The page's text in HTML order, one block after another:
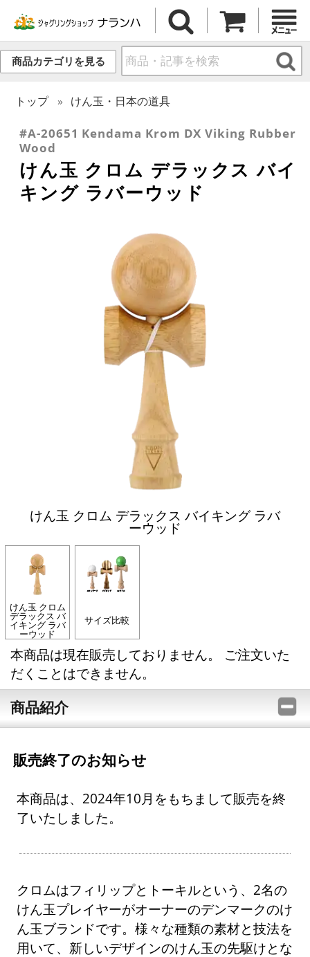
商品カテゴリを見る
トップ けん玉・日本の道具
#A-20651 Kendama Krom DX Viking Rubber
Wood
けん玉 クロム デラックス バイ
キング ラバーウッド
けん玉 クロム デラックス バイキング ラバ
ーウッド
けん玉 クロム
デラックス バ
イキング ラバ
ーウッド
サイズ比較
本商品は現在販売しておりません。 ご注文いた
だくことはできません。
商品紹介
販売終了のお知らせ
本商品は、2024年10月をもちまして販売を終
了いたしました。
クロムはフィリップとトーキルという、2名の
けん玉プレイヤーがオーナーのデンマークのけ
ん玉ブランドです。様々な種類の素材と技法を
用いて、新しいデザインのけん玉の先駆けとな